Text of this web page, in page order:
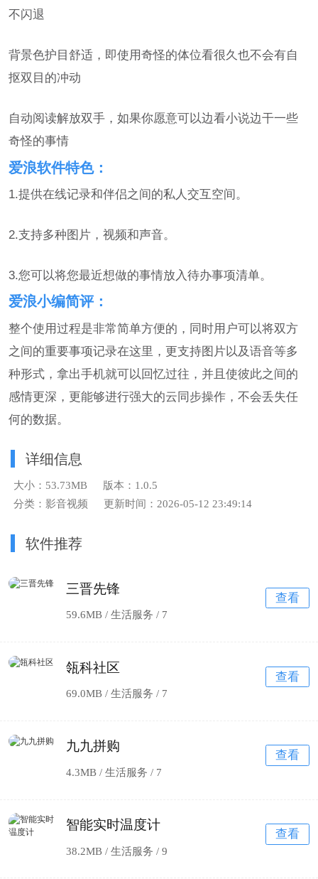
不闪退
背景色护目舒适，即使用奇怪的体位看很久也不会有自
抠双目的冲动
自动阅读解放双手，如果你愿意可以边看小说边干一些
奇怪的事情
爱浪软件特色：
1.提供在线记录和伴侣之间的私人交互空间。
2.支持多种图片，视频和声音。
3.您可以将您最近想做的事情放入待办事项清单。
爱浪小编简评：
整个使用过程是非常简单方便的，同时用户可以将双方
之间的重要事项记录在这里，更支持图片以及语音等多
种形式，拿出手机就可以回忆过往，并且使彼此之间的
感情更深，更能够进行强大的云同步操作，不会丢失任
何的数据。
详细信息
大小：53.73MB
版本：1.0.5
分类：影音视频
更新时间：2026-05-12 23:49:14
软件推荐
三晋先锋
59.6MB / 生活服务 / 7
查看
瓴科社区
69.0MB / 生活服务 / 7
查看
九九拼购
4.3MB / 生活服务 / 7
查看
智能实时温度计
38.2MB / 生活服务 /9
查看